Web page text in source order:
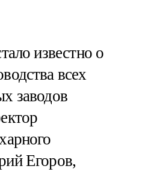
известно о
всех
заводов
Егоров,